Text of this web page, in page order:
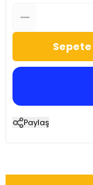
Sepete
Paylaş